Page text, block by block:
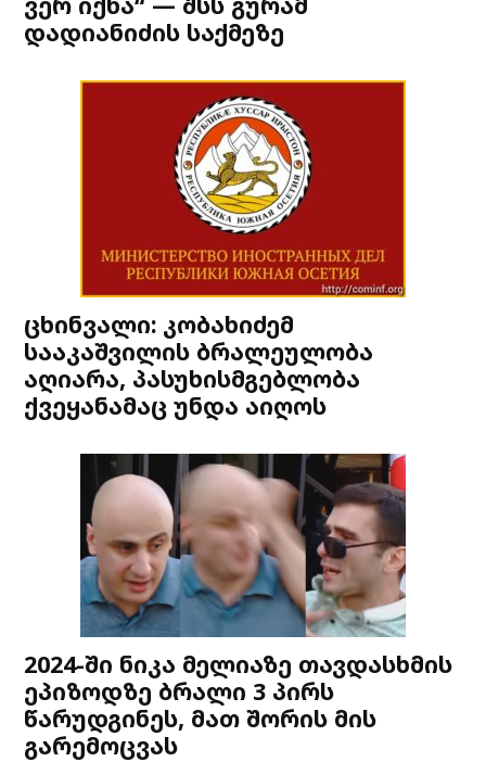
დადიანიძის საქმეზე
ცხინვალი: კობახიძემ
სააკაშვილის ბრალეულობა
აღიარა, პასუხისმგებლობა
ქვეყანამაც უნდა აიღოს
2024-ში ნიკა მელიაზე თავდასხმის
ეპიზოდზე ბრალი 3 პირს
წარუდგინეს, მათ შორის მის
გარემოცვას